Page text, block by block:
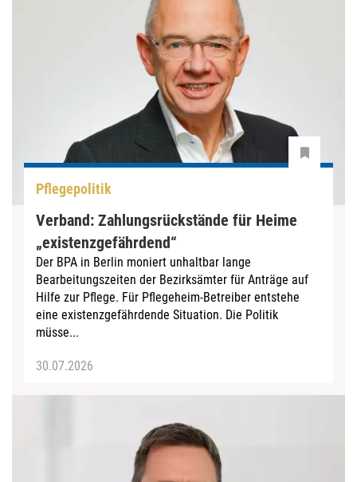
Pflegepolitik
Verband: Zahlungsrückstände für Heime
„existenzgefährdend“
Der BPA in Berlin moniert unhaltbar lange
Bearbeitungszeiten der Bezirksämter für Anträge auf
Hilfe zur Pflege. Für Pflegeheim-Betreiber entstehe
eine existenzgefährdende Situation. Die Politik
müsse...
30.07.2026